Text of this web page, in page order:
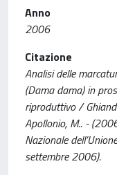
Anno
2006
Citazione
Analisi delle
(Dama dama) in
riproduttivo /
Apollonio, M.. -
Nazionale
settembre 2006).